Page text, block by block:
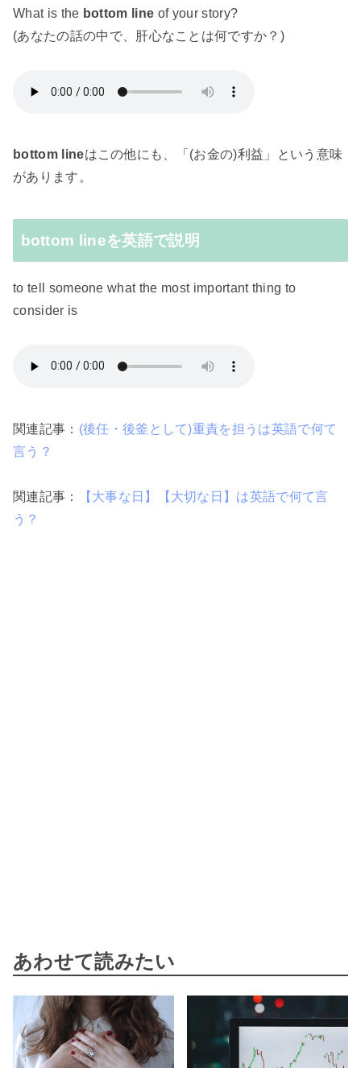
What is the bottom line of your story?
(あなたの話の中で、肝心なことは何ですか？)
bottom lineはこの他にも、「(お金の)利益」という意味
があります。
bottom lineを英語で説明
to tell someone what the most important thing to
consider is
関連記事： (後任・後釜として)重責を担うは英語で何て
言う？
関連記事：
【大事な日】【大切な日】は英語で何て言
う？
あわせて読みたい